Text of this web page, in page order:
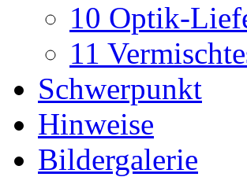
10 Optik-
11
Schwerpunkt
Hinweise
Bildergalerie